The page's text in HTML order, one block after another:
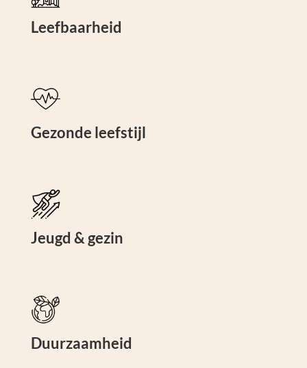
Leefbaarheid
Gezonde leefstijl
Jeugd & gezin
Duurzaamheid